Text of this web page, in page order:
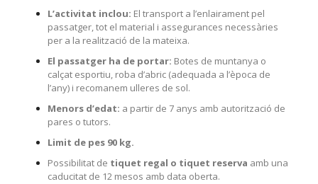
L’activitat inclou: El transport a l’enlairament pel
passatger, tot el material i assegurances necessàries
per a la realització de la mateixa.
El passatger ha de portar: Botes de muntanya o
calçat esportiu, roba d’abric (adequada a l’època de
l’any) i recomanem ulleres de sol.
Menors d’edat: a partir de 7 anys amb autorització de
pares o tutors.
Limit de pes 90 kg.
Possibilitat de tiquet regal o tiquet reserva amb una
caducitat de 12 mesos amb data oberta.